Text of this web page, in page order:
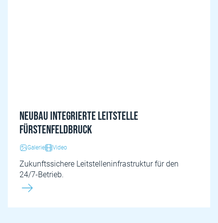
Neubau Integrierte Leitstelle
Fürstenfeldbruck
Galerie Video
Zukunftssichere Leitstelleninfrastruktur für den
24/7-Betrieb.